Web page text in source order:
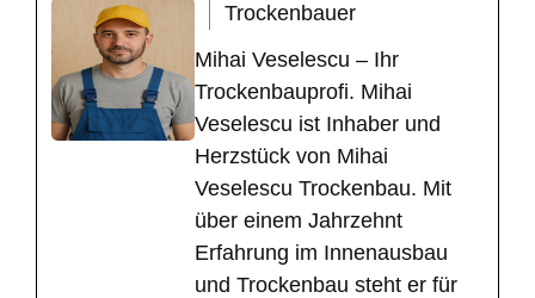
Trockenbauer
Mihai Veselescu – Ihr
Trockenbauprofi. Mihai
Veselescu ist Inhaber und
Herzstück von Mihai
Veselescu Trockenbau. Mit
über einem Jahrzehnt
Erfahrung im Innenausbau
und Trockenbau steht er für